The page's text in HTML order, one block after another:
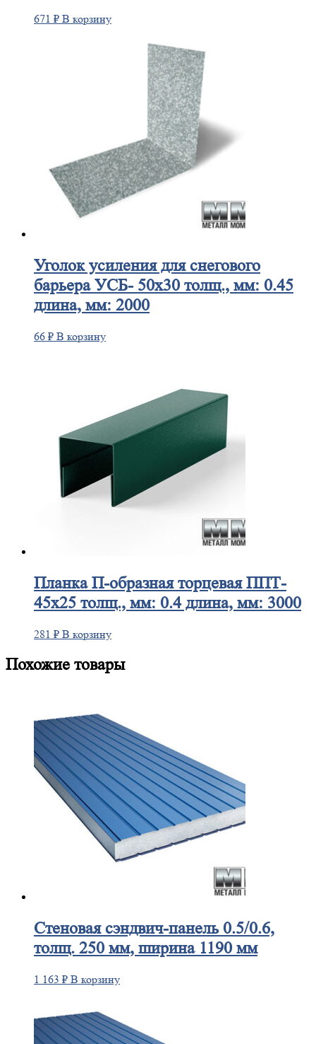
671 ₽ В корзину
Уголокусиления для снегового
барьера УСБ- 50х30 толщ., мм: 0.45
длина, мм: 2000
66 ₽ В корзину
ПланкаП-образная торцевая ППТ-
45х25 толщ., мм: 0.4 длина, мм: 3000
281 ₽ В корзину
Похожие товары
Стеноваясэндвич-панель 0.5/0.6,
толщ. 250 мм, ширина 1190 мм
1 163 ₽ В корзину